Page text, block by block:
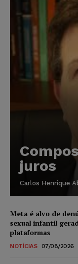
juros
Carlos Henrique
Meta é alvo de
sexual infantil
plataformas
NOTÍCIAS 07/08/2026